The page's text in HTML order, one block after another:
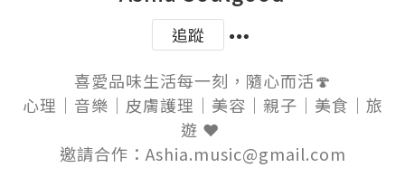
追蹤
喜愛品味生活每一刻，隨心而活🍄
心理｜音樂｜皮膚護理｜美容｜親子｜美食｜旅
遊 ❤️